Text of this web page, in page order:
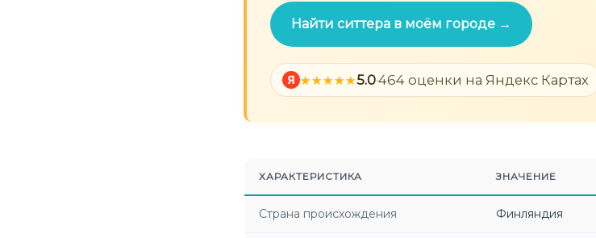
Найти ситтера в моём городе →
Я 5.0·464 оценки на Яндекс Картах
ХАРАКТЕРИСТИКА ЗНАЧЕНИЕ
Страна происхождения Финляндия